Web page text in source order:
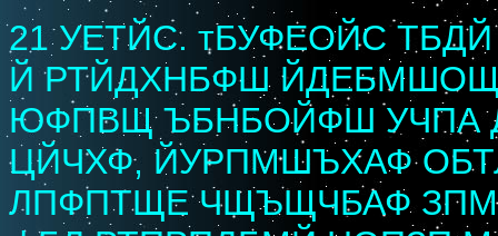
21 УЕТЙС. тБУФЕОЙС
Й РТЙДХНБФШ
ЮФПВЩ ЪБНБОЙФШ УЧПА
ЦЙЧХФ, ЙУРПМШЪХАФ
ЛПФПТЩЕ ЧЩЪЩЧБАФ